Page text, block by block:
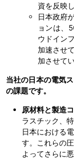
資を反映
日本政府
ョンは、
ウドイン
加速させ
加させて
当社の日本の電気
の課題です。
原材料と製造
ラスチック、
日本における
す。これらの
よってさらに